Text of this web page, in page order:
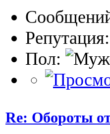
Пол:
Re: Обороты